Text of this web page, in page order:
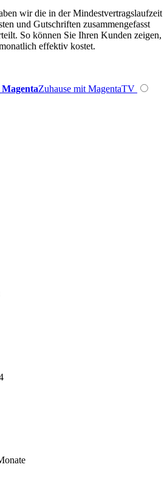
wir die in der Mindestvertragslaufzeit
und Gutschriften zusammengefasst
So können Sie Ihren Kunden zeigen,
effektiv kostet.
MagentaZuhause mit MagentaTV